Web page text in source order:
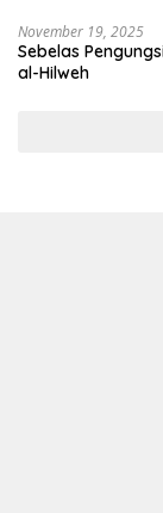
November 19, 2025
Sebelas
al-Hilweh